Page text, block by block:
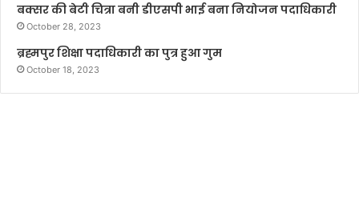
बक्सर की बेटी चित्रा बनी डीएसपी भाई बना नियोजन पदाधिकारी
October 28, 2023
ब्रह्मपुर शिक्षा पदाधिकारी का पुत्र हुआ गुम
October 18, 2023